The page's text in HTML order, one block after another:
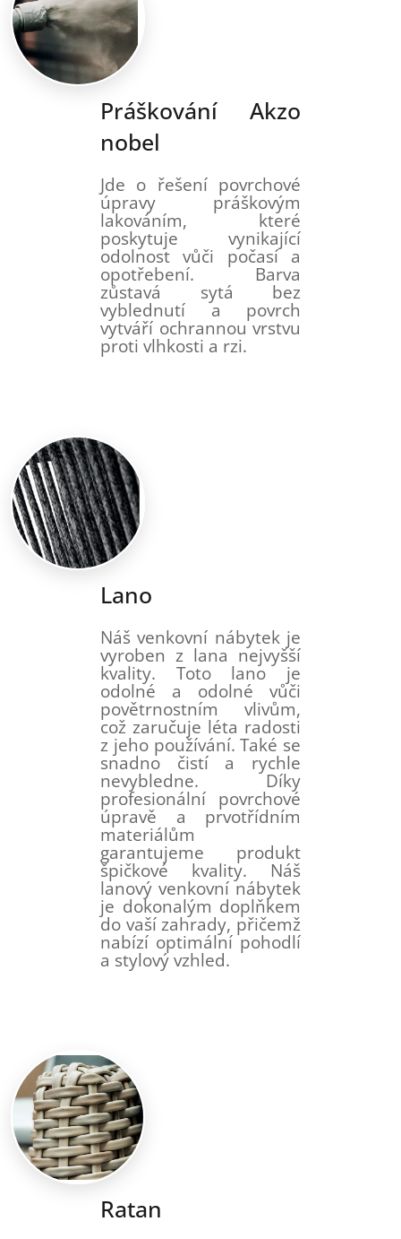
Práškování Akzo
nobel
Jde o řešení povrchové
úpravy práškovým
lakováním, které
poskytuje vynikající
odolnost vůči počasí a
opotřebení. Barva
zůstavá sytá bez
vyblednutí a povrch
vytváří ochrannou vrstvu
proti vlhkosti a rzi.
Lano
Náš venkovní nábytek je
vyroben z lana nejvyšší
kvality. Toto lano je
odolné a odolné vůči
povětrnostním vlivům,
což zaručuje léta radosti
z jeho používání. Také se
snadno čistí a rychle
nevybledne. Díky
profesionální povrchové
úpravě a prvotřídním
materiálům
garantujeme produkt
špičkové kvality. Náš
lanový venkovní nábytek
je dokonalým doplňkem
do vaší zahrady, přičemž
nabízí optimální pohodlí
a stylový vzhled.
Ratan